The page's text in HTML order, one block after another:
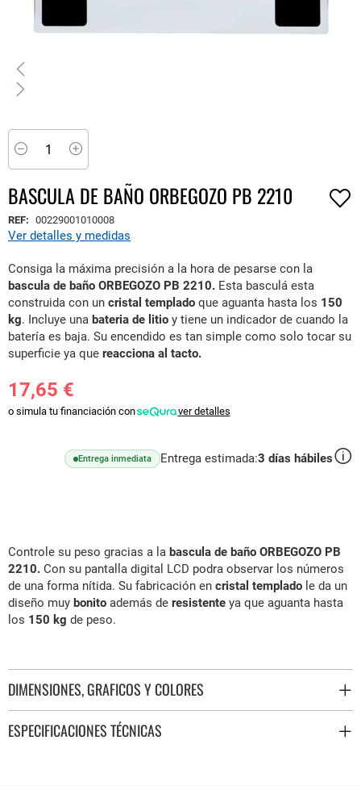
al
comienzo
de
galería
de
imágenes
BASCULA DE BAÑO ORBEGOZO PB 2210
Ver detalles y medidas
REF: 00229001010008
Consiga la máxima precisión a la hora de pesarse con la
bascula de baño ORBEGOZO PB 2210. Esta basculá esta
construida con un cristal templado que aguanta hasta los 150
kg. Incluye una bateria de litio y tiene un indicador de cuando la
batería es baja. Su encendido es tan simple como solo tocar su
superficie ya que reacciona al tacto.
17,65 €
o simula tu financiación con ver detalles
Minus
Entrega inmediata Entrega estimada:3 días hábiles
Controle su peso gracias a la bascula de baño ORBEGOZO PB
2210. Con su pantalla digital LCD podra observar los números
de una forma nítida. Su fabricación en cristal templado le da un
diseño muy bonito además de resistente ya que aguanta hasta
los 150 kg de peso.
DIMENSIONES, GRAFICOS Y COLORES
ESPECIFICACIONES TÉCNICAS